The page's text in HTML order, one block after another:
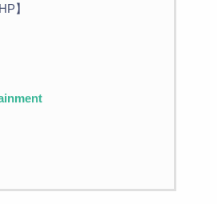
HP】
inment